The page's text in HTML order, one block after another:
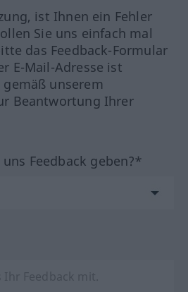
ist Ihnen ein Fehler
Sie uns einfach mal
das Feedback-Formular
E-Mail-Adresse ist
unserem
Beantwortung Ihrer
Feedback geben?*